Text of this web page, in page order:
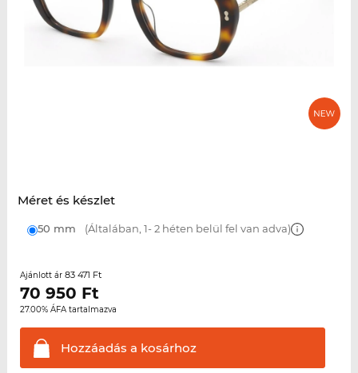
Méret és készlet
50 mm (Általában, 1- 2 héten belül fel van adva)
Ajánlott ár 83 471 Ft
70 950 Ft
27.00% ÁFA tartalmazva
Hozzáadás a kosárhoz